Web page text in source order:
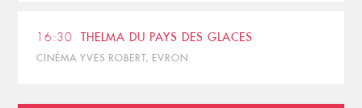
16:30 THELMA DU PAYS DES GLACES
CINÉMA YVES ROBERT, EVRON